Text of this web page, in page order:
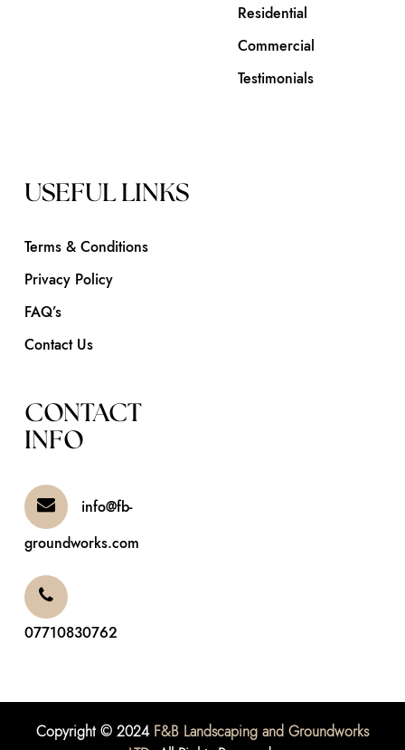
Residential
Commercial
Testimonials
USEFUL LINKS
Terms & Conditions
Privacy Policy
FAQ’s
Contact Us
CONTACT
INFO
info@fb-
groundworks.com
07710830762
Copyright © 2024 F&B Landscaping and Groundworks